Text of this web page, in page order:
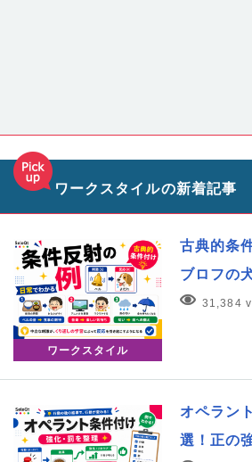
ワークスタイルの新着記事
ワークスタイル
古典的条
ブロフの
31,384
オペラン
選！正の